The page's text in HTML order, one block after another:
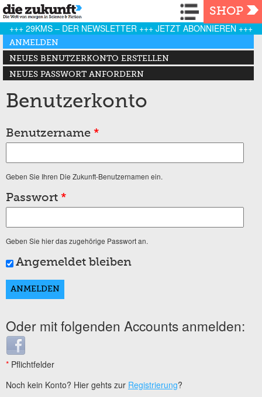
Navigation
SHOP
+++ 29KMS – DER NEWSLETTER +++ JETZT ABONNIEREN +++
Haupt-Reiter
ANMELDEN
(AKTIVER REITER)
NEUES BENUTZERKONTO ERSTELLEN
NEUES PASSWORT ANFORDERN
Benutzerkonto
Benutzername *
Geben Sie Ihren Die Zukunft-Benutzernamen ein.
Passwort *
Geben Sie hier das zugehörige Passwort an.
Angemeldet bleiben
Oder mit folgenden Accounts anmelden:
Login with Facebook
* Pflichtfelder
Noch kein Konto? Hier gehts zur Registrierung?